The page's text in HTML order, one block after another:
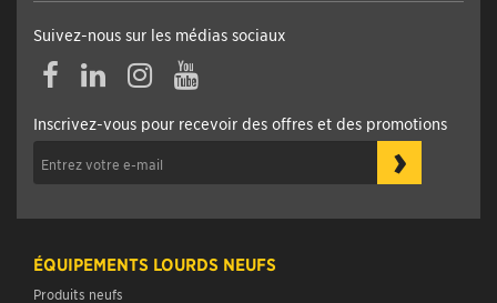
Suivez-nous sur les médias sociaux
FacebookLinkedinInstagramYouTube
Inscrivez-vous pour recevoir des offres et des promotions
›
ÉQUIPEMENTS LOURDS NEUFS
Produits neufs